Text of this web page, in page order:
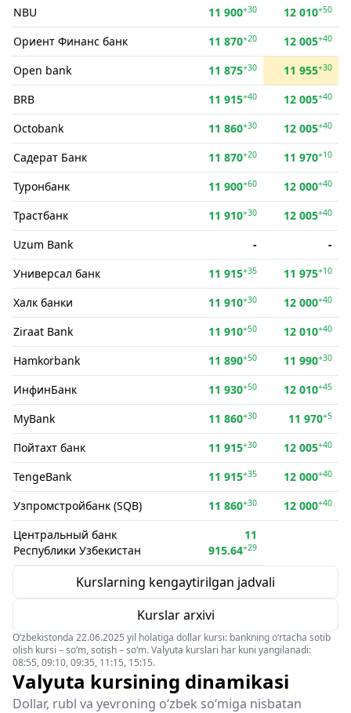
NBU 11 900+30 12 010+50
Ориент Финанс банк 11 870+20 12 005+40
Open bank 11 875+30 11 955+30
BRB 11 915+40 12 005+40
Octobank 11 860+30 12 005+40
Садерат Банк 11 870+20 11 970+10
Туронбанк 11 900+60 12 000+40
Трастбанк 11 910+30 12 005+40
Uzum Bank -
-
Универсал банк
11 915+35 11 975+10
Халк банки 11 910+30 12 000+40
Ziraat Bank 11 910+50 12 010+40
Hamkorbank 11 890+50 11 990+30
ИнфинБанк 11 930+50 12 010+45
MyBank 11 860+30 11 970+5
Пойтахт банк 11 915+30 12 005+40
TengeBank 11 915+35 12 000+40
Узпромстройбанк (SQB) 11 860+30 12 000+40
Центральный банк
Республики Узбекистан
11
915.64+29
Kurslarning kengaytirilgan jadvali
Kurslar arxivi
O‘zbekistonda 22.06.2025 yil holatiga dollar kursi: bankning o‘rtacha sotib
olish kursi – so‘m, sotish – so‘m. Valyuta kurslari har kuni yangilanadi:
08:55, 09:10, 09:35, 11:15, 15:15.
Valyuta kursining dinamikasi
Dollar, rubl va yevroning o‘zbek so‘miga nisbatan